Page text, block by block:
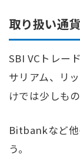
取り扱い通
SBI VCトレー
サリアム、リ
けでは少しも
Bitbankなど他
う。